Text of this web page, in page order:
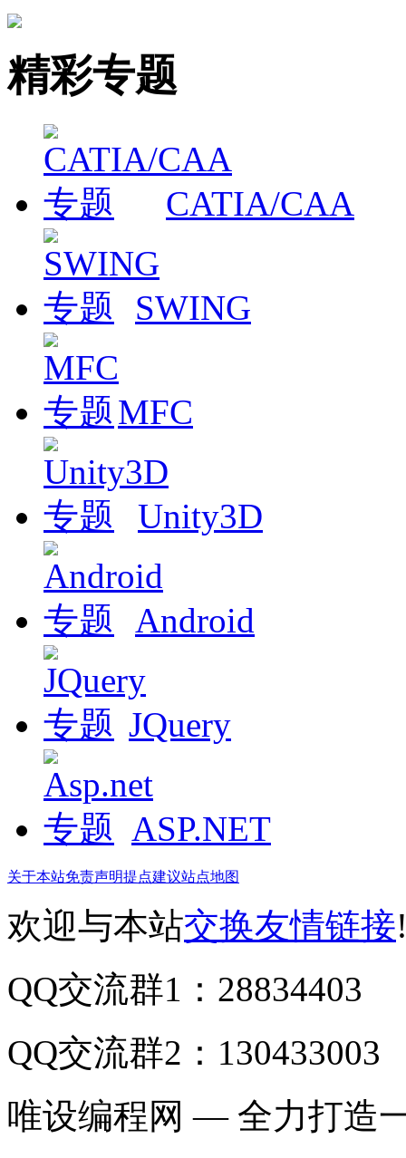
精彩专题
CATIA/CAA
SWING
MFC
Unity3D
Android
JQuery
ASP.NET
关于本站免责声明提点建议站点地图
欢迎与本站交换友情链接
QQ交流群1：28834403
QQ交流群2：130433003
唯设编程网 — 全力打造